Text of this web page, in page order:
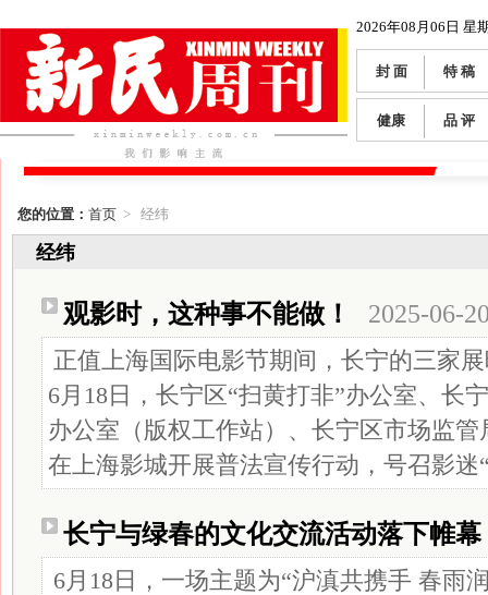
2026年08月06日 星
封 面 特 稿
健康 品 评
您的位置： 首页 > 经纬
经纬
观影时，这种事不能做！ 2025-06-
正值上海国际电影节期间，长宁的三家
6月18日，长宁区“扫黄打非”办公室、长
办公室（版权工作站）、长宁区市场监
在上海影城开展普法宣传行动，号召影迷
长宁与绿春的文化交流活动落下帷幕
6月18日，一场主题为“沪滇共携手 春雨